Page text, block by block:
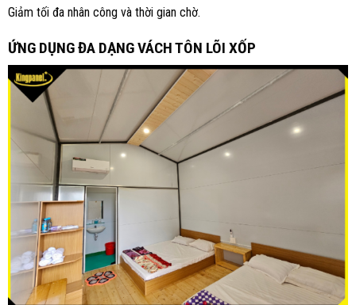
Giảm tối đa nhân công và thời gian chờ.
ỨNG DỤNG ĐA DẠNG VÁCH TÔN LÕI XỐP